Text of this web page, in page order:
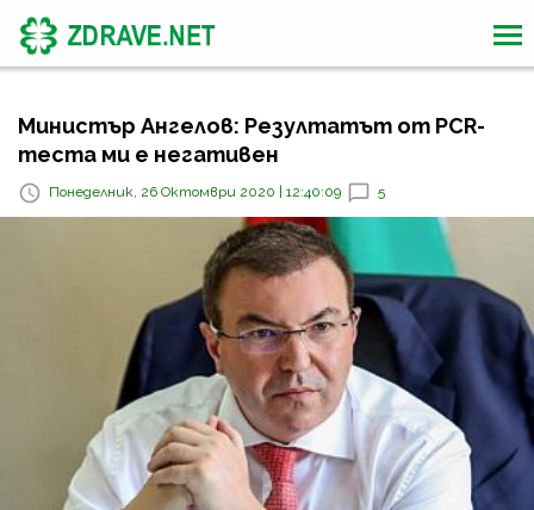
Министър Ангелов: Резултатът от PCR-
теста ми е негативен
Понеделник, 26 Октомври 2020 | 12:40:09 5